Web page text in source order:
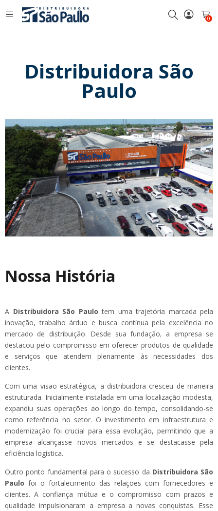
0
Distribuidora São
Paulo
Nossa História
A Distribuidora São Paulo tem uma trajetória marcada pela
inovação, trabalho árduo e busca contínua pela excelência no
mercado de distribuição. Desde sua fundação, a empresa se
destacou pelo compromisso em oferecer produtos de qualidade
e serviços que atendem plenamente às necessidades dos
clientes.
Com uma visão estratégica, a distribuidora cresceu de maneira
estruturada. Inicialmente instalada em uma localização modesta,
expandiu suas operações ao longo do tempo, consolidando-se
como referência no setor. O investimento em infraestrutura e
modernização foi crucial para essa evolução, permitindo que a
empresa alcançasse novos mercados e se destacasse pela
eficiência logística.
Outro ponto fundamental para o sucesso da Distribuidora São
Paulo foi o fortalecimento das relações com fornecedores e
clientes. A confiança mútua e o compromisso com prazos e
qualidade impulsionaram a empresa a novas conquistas. Esse